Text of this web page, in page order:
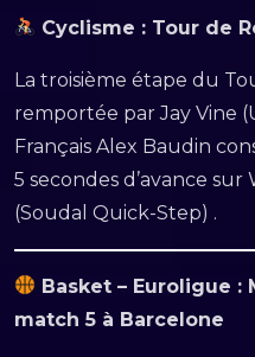
Cyclisme : Tour de
La troisième étape du
remportée par Jay Vine
Français Alex Baudin
5 secondes d’avance
(Soudal Quick-Step) .
Basket – Euroligue :
match 5 à Barcelone